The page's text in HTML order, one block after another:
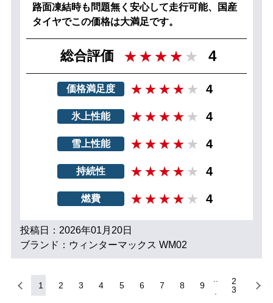
路面凍結時も問題無く安心して走行可能、国産
タイヤでこの価格は大満足です。
総合評価 4
価格満足度 4
氷上性能 4
雪上性能 4
持続性 4
燃費 4
投稿日：2026年01月20日
ブランド：ウィンターマックス WM02
1 2 3 4 5 6 7 8 9
2
3